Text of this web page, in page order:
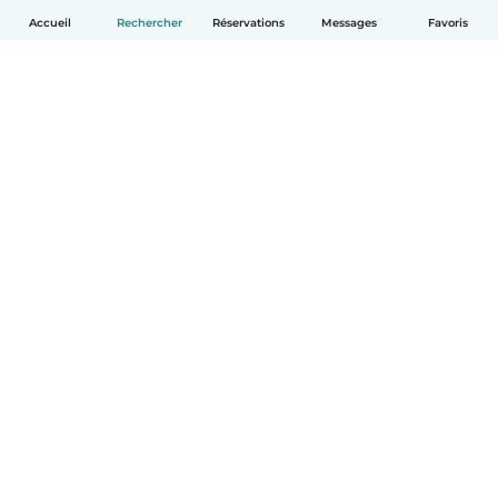
Accueil Rechercher Réservations Messages Favoris